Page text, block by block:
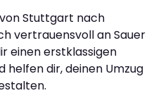
Stuttgart nach
vertrauensvoll an Sauer
einen erstklassigen
helfen dir, deinen Umzug